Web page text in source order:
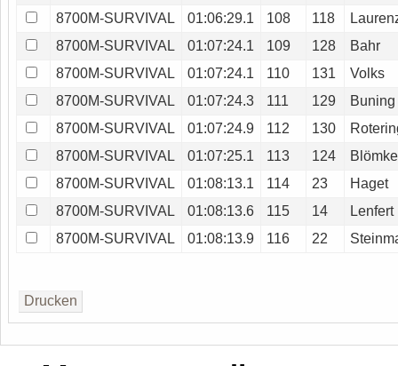
8700M-SURVIVAL
01:06:29.1 108 118
8700M-SURVIVAL
01:07:24.1 109 128
Bahr
8700M-SURVIVAL
01:07:24.1 110 131
Volks
8700M-SURVIVAL
01:07:24.3 111 129
Buning
8700M-SURVIVAL
01:07:24.9 112 130
8700M-SURVIVAL
01:07:25.1 113 124
8700M-SURVIVAL
01:08:13.1 114 23
Haget
8700M-SURVIVAL
01:08:13.6 115 14
Lenfert
8700M-SURVIVAL
01:08:13.9 116 22